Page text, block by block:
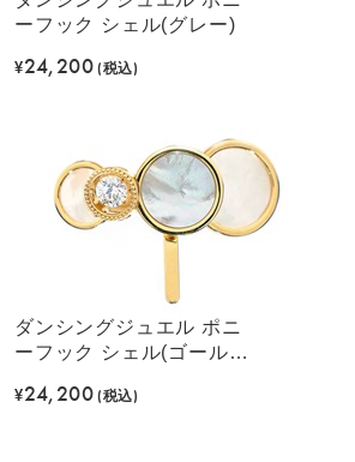
ーフック シェル(グレー)
¥24,200(税込)
ダンシングジュエル ポニ
ーフック シェル(ゴールド
¥24,200(税込)